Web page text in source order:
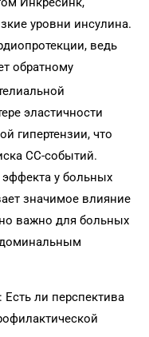
уровни инсулина.
ведь
обратному
эластичности
гипертензии, что
СС-событий.
у больных
значимое влияние
важно для больных
ли перспектива